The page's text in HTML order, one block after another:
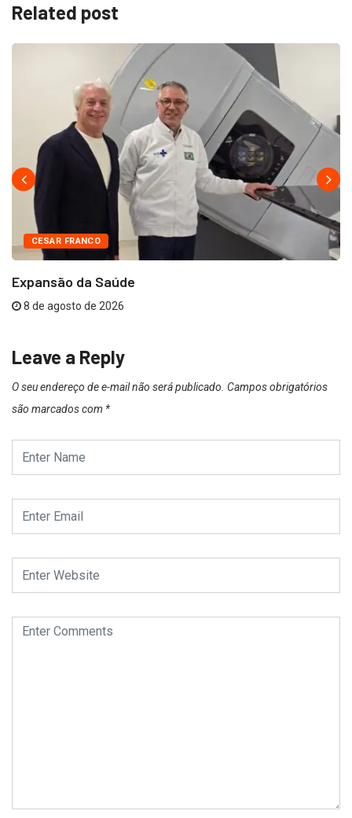
Related post
CESAR FRANCO
Expansão da Saúde
8 de agosto de 2026
Leave a Reply
O seu endereço de e-mail não será publicado. Campos obrigatórios
são marcados com *